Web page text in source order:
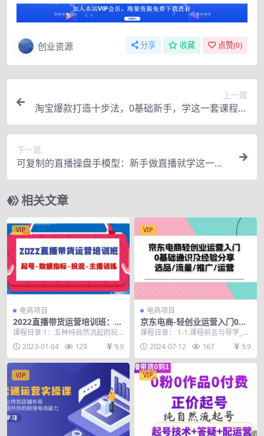
创业资源 分享 收藏 点赞(0)
上一篇
淘宝爆款打造十步法，0基础新手，学这一套课程就
完全够了
下一篇
可复制的直播操盘手模型：新手做直播就学这一套
就够了（12节课）
相关文章
VIP
电商项目
2022直播带货运营培训班：起
号-数据指标-投流-主播训练
（15节）
课程目录 1：五种纯自然流起的玩
法.mp4 2：千川带动自然流起的玩
法讲解.mp...
2023-01-04 129 9.9
VIP
电商项目
京东电商-轻创业运营入门0基
础通识及经验分享：选品/流
量/推广/运营
课程目录： 1-1.课程前言与导学_1.
mp4 1-2.第一节.宏观环境_1.m...
2024-07-12 167 9.9
VIP VIP